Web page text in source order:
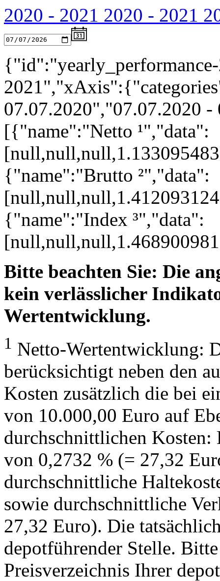
2020 - 2021 2020 - 2021
07.07.2020","07.07.2020
[{"name":"Netto ¹","data":
{"name":"Brutto ²","data":
{"name":"Index ³","data":
Bitte beachten Sie: Die
kein verlässlicher
Wertentwicklung.
1 Netto-Wertentwicklung:
berücksichtigt neben den
Kosten zusätzlich die bei
von 10.000,00 Euro auf
durchschnittlichen
von 0,2732 % (= 27,32
durchschnittliche
sowie durchschnittliche
27,32 Euro). Die
depotführender Stelle.
Preisverzeichnis Ihrer